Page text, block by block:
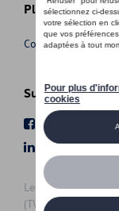
Plus
Conditions de vente
Suivez nous
Facebook
LinkedIn
Les prix affichés
(TVAc), hors